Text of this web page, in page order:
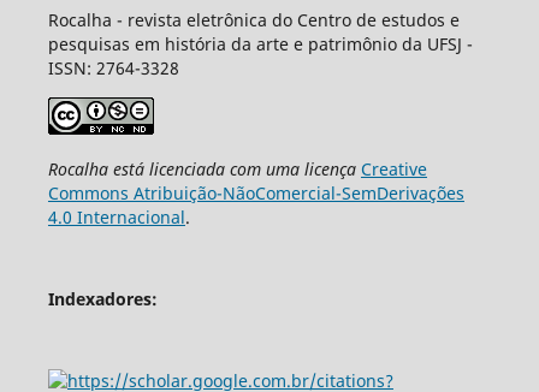
Rocalha - revista eletrônica do Centro de estudos e
pesquisas em história da arte e patrimônio da UFSJ -
ISSN: 2764-3328
Rocalha está licenciada com uma licença Creative
Commons Atribuição-NãoComercial-SemDerivações
4.0 Internacional.
Indexadores: